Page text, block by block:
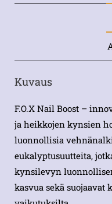
Kuvaus
F.O.X Nail Boost –
ja heikkojen kynsien
luonnollisia
eukalyptusuutteita,
kynsilevyn
kasvua sekä